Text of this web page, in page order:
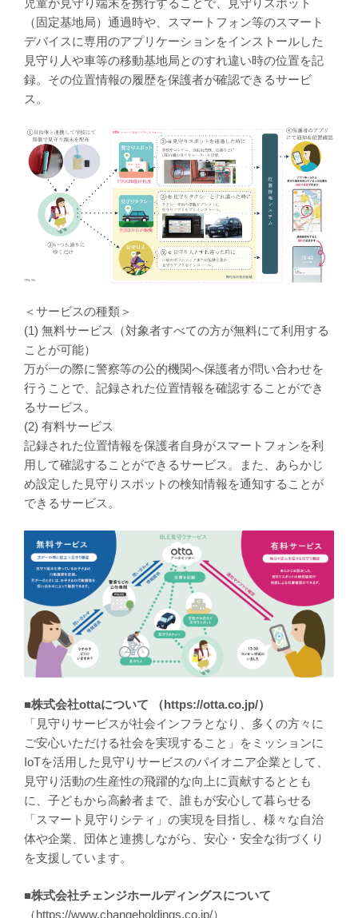
児童が見守り端末を携行することで、見守りスポット
（固定基地局）通過時や、スマートフォン等のスマート
デバイスに専用のアプリケーションをインストールした
見守り人や車等の移動基地局とのすれ違い時の位置を記
録。その位置情報の履歴を保護者が確認できるサービ
ス。
＜サービスの種類＞
(1) 無料サービス（対象者すべての方が無料にて利用する
ことが可能）
万が一の際に警察等の公的機関へ保護者が問い合わせを
行うことで、記録された位置情報を確認することができ
るサービス。
(2) 有料サービス
記録された位置情報を保護者自身がスマートフォンを利
用して確認することができるサービス。また、あらかじ
め設定した見守りスポットの検知情報を通知することが
できるサービス。
■株式会社ottaについて （https://otta.co.jp/）
「見守りサービスが社会インフラとなり、多くの方々に
ご安心いただける社会を実現すること」をミッションに
IoTを活用した見守りサービスのパイオニア企業として、
見守り活動の生産性の飛躍的な向上に貢献するととも
に、子どもから高齢者まで、誰もが安心して暮らせる
「スマート見守りシティ」の実現を目指し、様々な自治
体や企業、団体と連携しながら、安心・安全な街づくり
を支援しています。
■株式会社チェンジホールディングスについて
（https://www.changeholdings.co.jp/）